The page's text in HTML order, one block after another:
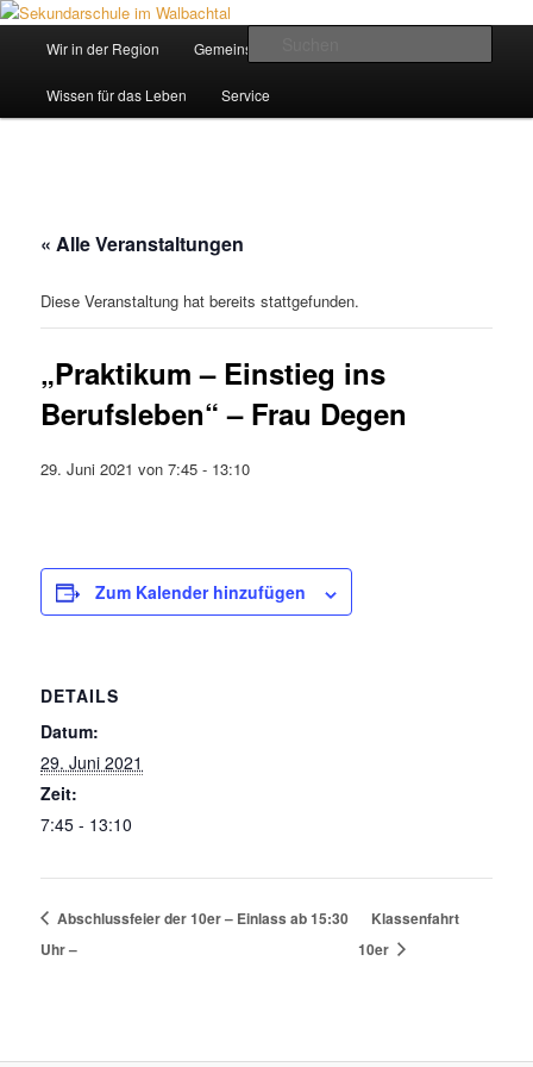
Zum
wechseln
Sekundarschule im Walbachtal
Wir in der Region Gemeinsam ein Weg
Wissen für das Leben Service
« Alle Veranstaltungen
Diese Veranstaltung hat bereits stattgefunden.
„Praktikum – Einstieg ins
Berufsleben“ – Frau Degen
29. Juni 2021 von 7:45 - 13:10
Zum Kalender hinzufügen
DETAILS
Datum:
29. Juni 2021
Zeit:
7:45 - 13:10
Abschlussfeier der 10er – Einlass ab 15:30
Uhr –
Klassenfahrt
10er